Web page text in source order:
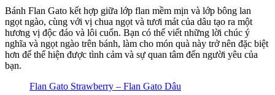
Bánh Flan Gato kết hợp giữa lớp flan mềm mịn và lớp bông lan
ngọt ngào, cùng với vị chua ngọt và tươi mát của dâu tạo ra một
hương vị độc đáo và lôi cuốn. Bạn có thể viết những lời chúc ý
nghĩa và ngọt ngào trên bánh, làm cho món quà này trở nên đặc biệt
hơn để thể hiện được tình cảm và sự quan tâm đến người yêu của
bạn.
Flan Gato Strawberry – Flan Gato Dâu